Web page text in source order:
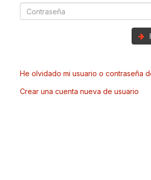
He olvidado mi usuario o contraseña
Crear una cuenta nueva de usuario